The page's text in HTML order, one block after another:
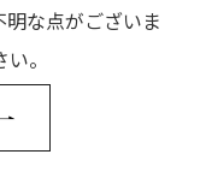
な点がございま
。